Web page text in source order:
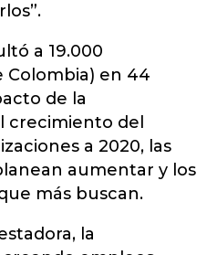
a 19.000
Colombia) en 44
de la
crecimiento del
a 2020, las
aumentar y los
más buscan.
la